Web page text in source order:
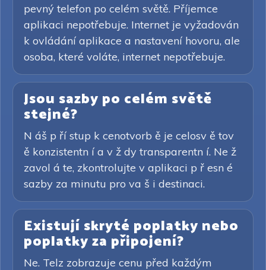
pevný telefon po celém světě. Příjemce
aplikaci nepotřebuje. Internet je vyžadován
k ovládání aplikace a nastavení hovoru, ale
osoba, které voláte, internet nepotřebuje.
Jsou sazby po celém světě
stejné?
N áš p ří stup k cenotvorb ě je celosv ě tov
ě konzistentn í a v ž dy transparentn í. Ne ž
zavol á te, zkontrolujte v aplikaci p ř esn é
sazby za minutu pro va š i destinaci.
Existují skryté poplatky nebo
poplatky za připojení?
Ne. Telz zobrazuje cenu před každým